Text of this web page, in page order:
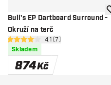
Bull's EP Dartboard Surround -
Okruží na terč
otevřít panel recenzí
4.1 hodnoticí hvězdičky
4.1 (7)
Skladem
874Kč